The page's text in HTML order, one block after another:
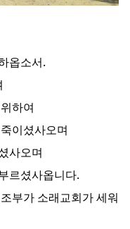
옵소서.
하여
이셨사오며
사오며
르셨사옵니다.
부가 소래교회가 세워